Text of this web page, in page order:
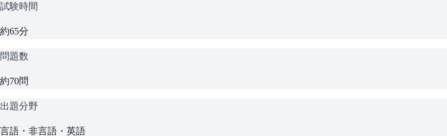
試験時間
約65分
問題数
約70問
出題分野
言語・非言語・英語